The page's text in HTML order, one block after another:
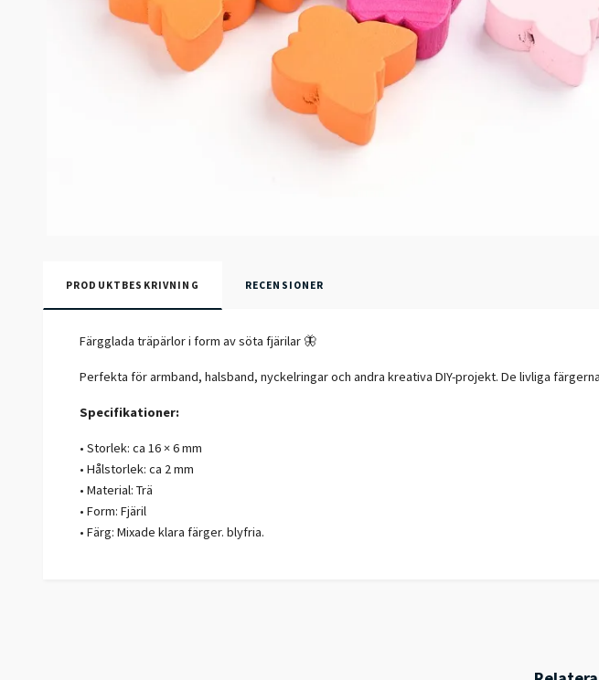
PRODUKTBESKRIVNING RECENSIONER
Färgglada träpärlor i form av söta fjärilar 🦋
Perfekta för armband, halsband, nyckelringar och andra kreativa DIY-projekt. De livliga
Specifikationer:
• Storlek: ca 16 × 6 mm
• Hålstorlek: ca 2 mm
• Material: Trä
• Form: Fjäril
• Färg: Mixade klara färger. blyfria.